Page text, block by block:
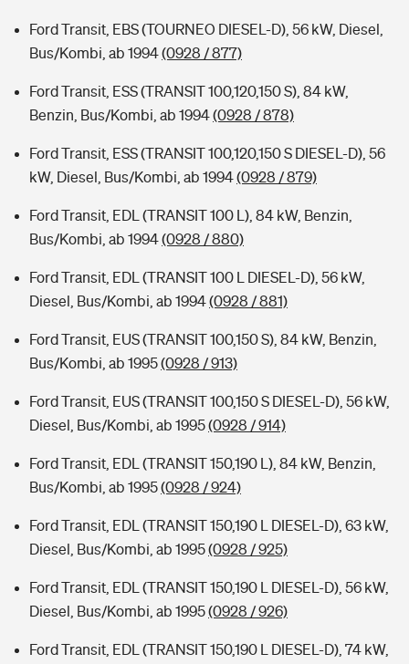
Ford Transit, EBS (TOURNEO DIESEL-D), 56 kW, Diesel,
Bus/Kombi, ab 1994(0928 / 877)
Ford Transit, ESS (TRANSIT 100,120,150 S), 84 kW,
Benzin, Bus/Kombi, ab 1994(0928 / 878)
Ford Transit, ESS (TRANSIT 100,120,150 S DIESEL-D), 56
kW, Diesel, Bus/Kombi, ab 1994(0928 / 879)
Ford Transit, EDL (TRANSIT 100 L), 84 kW, Benzin,
Bus/Kombi, ab 1994(0928 / 880)
Ford Transit, EDL (TRANSIT 100 L DIESEL-D), 56 kW,
Diesel, Bus/Kombi, ab 1994(0928 / 881)
Ford Transit, EUS (TRANSIT 100,150 S), 84 kW, Benzin,
Bus/Kombi, ab 1995(0928 / 913)
Ford Transit, EUS (TRANSIT 100,150 S DIESEL-D), 56 kW,
Diesel, Bus/Kombi, ab 1995(0928 / 914)
Ford Transit, EDL (TRANSIT 150,190 L), 84 kW, Benzin,
Bus/Kombi, ab 1995(0928 / 924)
Ford Transit, EDL (TRANSIT 150,190 L DIESEL-D), 63 kW,
Diesel, Bus/Kombi, ab 1995(0928 / 925)
Ford Transit, EDL (TRANSIT 150,190 L DIESEL-D), 56 kW,
Diesel, Bus/Kombi, ab 1995(0928 / 926)
Ford Transit, EDL (TRANSIT 150,190 L DIESEL-D), 74 kW,